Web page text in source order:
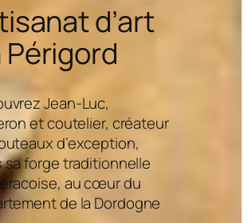
d’art
Périgord
Jean-Luc,
et coutelier, créateur
d’exception,
sa forge traditionnelle
au cœur du
de la Dordogne